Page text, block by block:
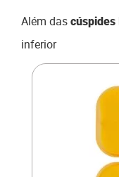
Além das cúspides
inferior